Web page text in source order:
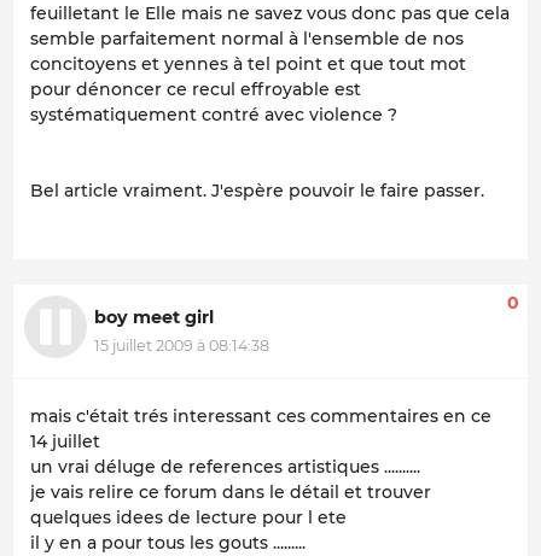
feuilletant le Elle mais ne savez vous donc pas que cela
semble parfaitement normal à l'ensemble de nos
concitoyens et yennes à tel point et que tout mot
pour dénoncer ce recul effroyable est
systématiquement contré avec violence ?
Bel article vraiment. J'espère pouvoir le faire passer.
boy meet girl
15 juillet 2009 à 08:14:38
0
mais c'était trés interessant ces commentaires en ce
14 juillet
un vrai déluge de references artistiques ..........
je vais relire ce forum dans le détail et trouver
quelques idees de lecture pour l ete
il y en a pour tous les gouts .........